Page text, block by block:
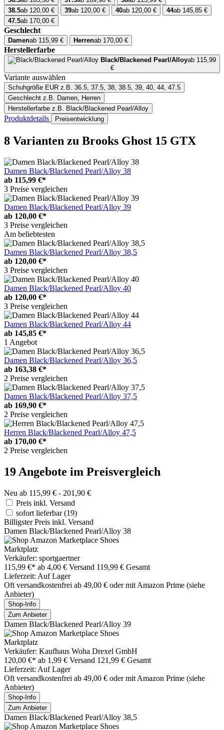
38.5ab 120,00 € 39ab 120,00 € 40ab 120,00 € 44ab 145,85 €
47.5ab 170,00 €
Geschlecht
Damenab 115,99 € Herrenab 170,00 €
Herstellerfarbe
Black/Blackened Pearl/Alloyab 115,99
€
Variante auswählen
Schuhgröße EUR z.B. 36.5, 37.5, 38, 38.5, 39, 40, 44, 47.5
Geschlecht z.B. Damen, Herren
Herstellerfarbe z.B. Black/Blackened Pearl/Alloy
Produktdetails Preisentwicklung
8 Varianten zu Brooks Ghost 15 GTX
Damen Black/Blackened Pearl/Alloy 38
ab 115,99 €*
3 Preise vergleichen
Damen Black/Blackened Pearl/Alloy 39
ab 120,00 €*
3 Preise vergleichen
Am beliebtesten
Damen Black/Blackened Pearl/Alloy 38,5
ab 120,00 €*
3 Preise vergleichen
Damen Black/Blackened Pearl/Alloy 40
ab 120,00 €*
3 Preise vergleichen
Damen Black/Blackened Pearl/Alloy 44
ab 145,85 €*
1 Angebot
Damen Black/Blackened Pearl/Alloy 36,5
ab 163,38 €*
2 Preise vergleichen
Damen Black/Blackened Pearl/Alloy 37,5
ab 169,90 €*
2 Preise vergleichen
Herren Black/Blackened Pearl/Alloy 47,5
ab 170,00 €*
2 Preise vergleichen
19 Angebote im Preisvergleich
Neu ab 115,99 € - 201,90 €
Preis inkl. Versand
sofort lieferbar(19)
Billigster Preis inkl. Versand
Damen Black/Blackened Pearl/Alloy 38
Marktplatz
Verkäufer: sportgaertner
115,99 €* ab 4,00 € Versand 119,99 € Gesamt
Lieferzeit: Auf Lager
Oft versandkostenfrei ab 49,00 € oder mit Amazon Prime (siehe
Anbieter)
Shop-Info
Zum Anbieter
Damen Black/Blackened Pearl/Alloy 39
Marktplatz
Verkäufer: Kaufhaus Woha Drexel GmbH
120,00 €* ab 1,99 € Versand 121,99 € Gesamt
Lieferzeit: Auf Lager
Oft versandkostenfrei ab 49,00 € oder mit Amazon Prime (siehe
Anbieter)
Shop-Info
Zum Anbieter
Damen Black/Blackened Pearl/Alloy 38,5